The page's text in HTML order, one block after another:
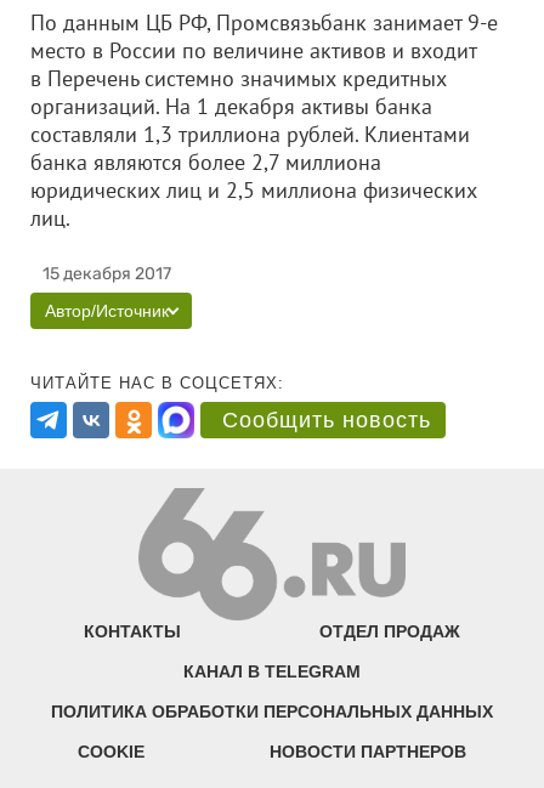
По данным ЦБ РФ, Промсвязьбанк занимает 9-е
место в России по величине активов и входит
в Перечень системно значимых кредитных
организаций. На 1 декабря активы банка
составляли 1,3 триллиона рублей. Клиентами
банка являются более 2,7 миллиона
юридических лиц и 2,5 миллиона физических
лиц.
15 декабря 2017
Автор/Источник
ЧИТАЙТЕ НАС В СОЦСЕТЯХ:
Сообщить новость
КОНТАКТЫ ОТДЕЛ ПРОДАЖ
КАНАЛ В TELEGRAM
ПОЛИТИКА ОБРАБОТКИ ПЕРСОНАЛЬНЫХ ДАННЫХ
COOKIE НОВОСТИ ПАРТНЕРОВ